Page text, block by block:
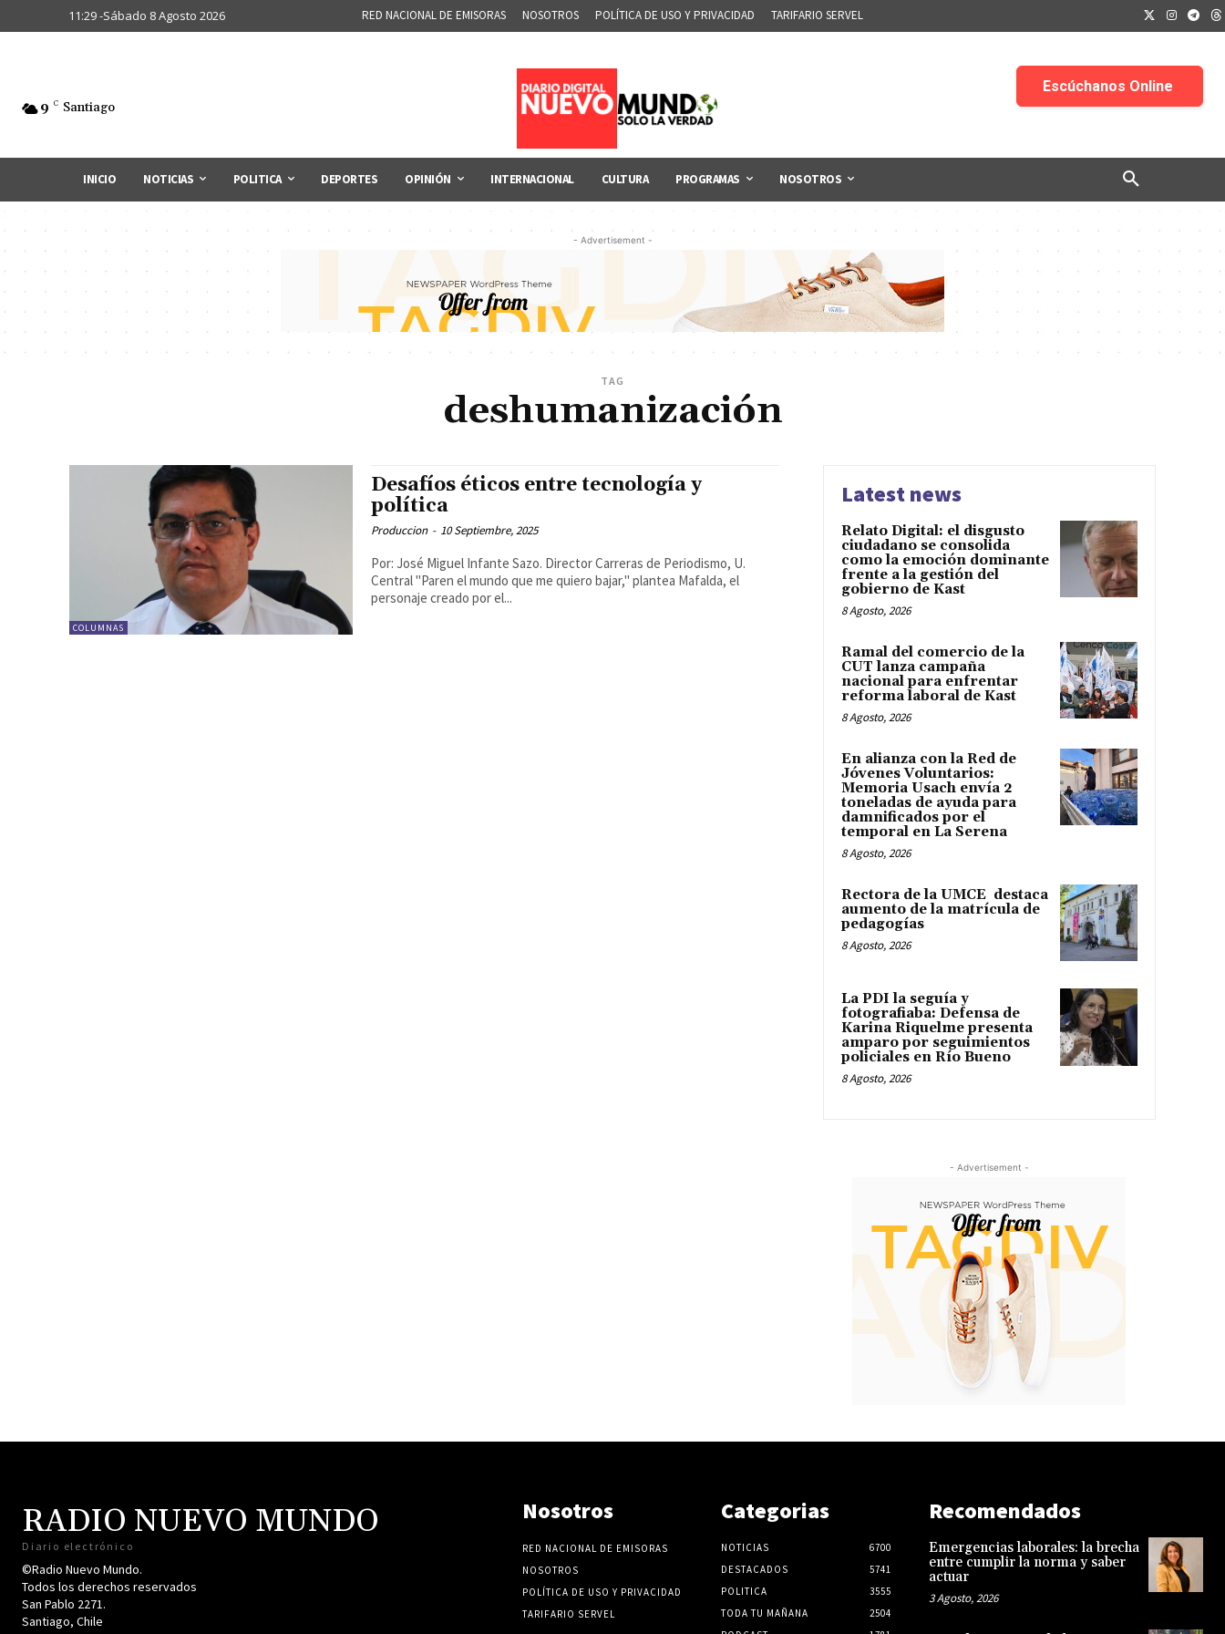
11:29 -Sábado 8 Agosto 2026 RED NACIONAL DE EMISORAS NOSOTROS POLÍTICA DE USO Y PRIVACIDAD TARIFARIO SERVEL
9 C Santiago
INICIO NOTICIAS POLITICA DEPORTES OPINIÓN INTERNACIONAL CULTURA PROGRAMAS NOSOTROS
- Advertisement -
TAG
deshumanización
COLUMNAS
Desafíos éticos entre tecnología y
política
Produccion - 10 Septiembre, 2025
Por: José Miguel Infante Sazo. Director Carreras de Periodismo, U.
Central "Paren el mundo que me quiero bajar," plantea Mafalda, el
personaje creado por el...
Latest news
Relato Digital: el disgusto
ciudadano se consolida
como la emoción dominante
frente a la gestión del
gobierno de Kast
8 Agosto, 2026
Ramal del comercio de la
CUT lanza campaña
nacional para enfrentar
reforma laboral de Kast
8 Agosto, 2026
En alianza con la Red de
Jóvenes Voluntarios:
Memoria Usach envía 2
toneladas de ayuda para
damnificados por el
temporal en La Serena
8 Agosto, 2026
Rectora de la UMCE destaca
aumento de la matrícula de
pedagogías
8 Agosto, 2026
La PDI la seguía y
fotografiaba: Defensa de
Karina Riquelme presenta
amparo por seguimientos
policiales en Río Bueno
8 Agosto, 2026
- Advertisement -
RADIO NUEVO MUNDO
Diario electrónico
©Radio Nuevo Mundo.
Todos los derechos reservados
San Pablo 2271.
Santiago, Chile
Nosotros
RED NACIONAL DE EMISORAS
NOSOTROS
POLÍTICA DE USO Y PRIVACIDAD
TARIFARIO SERVEL
Categorias
NOTICIAS
6700
DESTACADOS
5741
POLITICA
3555
TODA TU MAÑANA
2504
Recomendados
Emergencias laborales: la brecha
entre cumplir la norma y saber
actuar
3 Agosto, 2026